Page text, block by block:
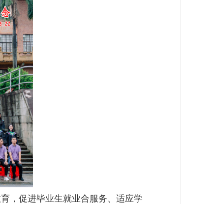
，促进毕业生就业合服务、适应学